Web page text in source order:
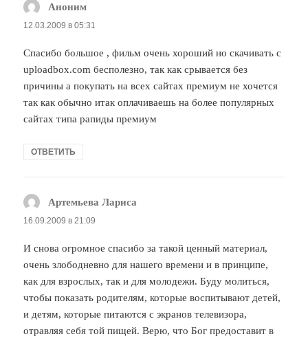
Аноним
12.03.2009 в 05:31
Спасибо большое , фильм очень хороший но скачивать с
uploadbox.com бесполезно, так как срывается без
причины а покупать на всех сайтах премиум не хочется
так как обычно итак оплачиваешь на более популярных
сайтах типа рапиды премиум
ОТВЕТИТЬ
Артемьева Лариса
16.09.2009 в 21:09
И снова огромное спасибо за такой ценный материал,
очень злободневно для нашего времени и в принципе,
как для взрослых, так и для молодежи. Буду молиться,
чтобы показать родителям, которые воспитывают детей,
и детям, которые питаются с экранов телевизора,
отравляя себя той пищей. Верю, что Бог предоставит в